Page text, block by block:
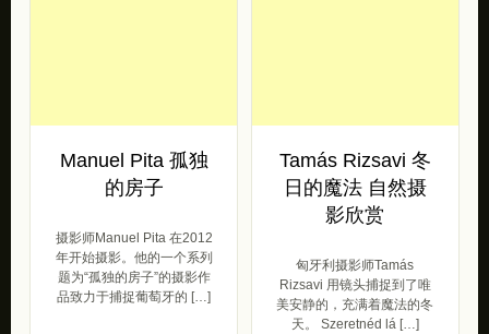
Manuel Pita 孤独
的房子
摄影师Manuel Pita 在2012
年开始摄影。他的一个系列
题为“孤独的房子”的摄影作
品致力于捕捉葡萄牙的 […]
Tamás Rizsavi 冬
日的魔法 自然摄
影欣赏
匈牙利摄影师Tamás
Rizsavi 用镜头捕捉到了唯
美安静的，充满着魔法的冬
天。 Szeretnéd lá […]